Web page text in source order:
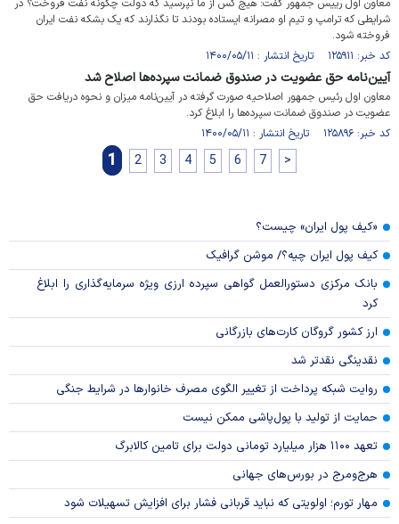
معاون اول رییس جمهور گفت: هیچ کس از ما نپرسید که دولت چگونه نفت فروخت؟ در
شرایطی که ترامپ و تیم او مصرانه ایستاده بودند تا نگذارند که یک بشکه نفت ایران
فروخته شود.
کد خبر: ۱۲۵۹۱۱ تاریخ انتشار : ۱۴۰۰/۰۵/۱۱
آیین‌نامه حق عضویت در صندوق ضمانت سپرده‌ها اصلاح شد
معاون اول رئیس جمهور اصلاحیه صورت گرفته در آیین‌نامه میزان و نحوه دریافت حق
عضویت در صندوق ضمانت سپرده‌ها را ابلاغ کرد.
کد خبر: ۱۲۵۸۹۶ تاریخ انتشار : ۱۴۰۰/۰۵/۱۱
1 2 3 4 5 6 7 >
«کیف پول ایران» چیست؟
کیف پول ایران چیه؟/ موشن گرافیک
بانک مرکزی دستورالعمل گواهی سپرده ارزی ویژه سرمایه‌گذاری را ابلاغ
کرد
ارز کشور گروگان کارت‌های بازرگانی
نقدینگی نقدتر شد
روایت شبکه پرداخت از تغییر الگوی مصرف خانوار‌ها در شرایط جنگی
حمایت از تولید با پول‌پاشی ممکن نیست
تعهد ۱۱۰۰ هزار میلیارد تومانی دولت برای تامین کالابرگ
هرج‌ومرج در بورس‌های جهانی
مهار تورم؛ اولویتی که نباید قربانی فشار برای افزایش تسهیلات شود